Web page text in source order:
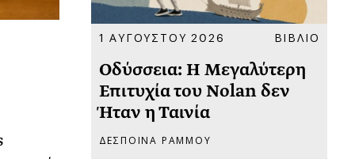
1 ΑΥΓΟΥΣΤΟΥ 2026 ΒΙΒΛΙΟ
Οδύσσεια: Η Μεγαλύτερη
Επιτυχία του Nolan δεν
Ήταν η Ταινία
ΔΕΣΠΟΙΝΑ ΡΑΜΜΟΥ